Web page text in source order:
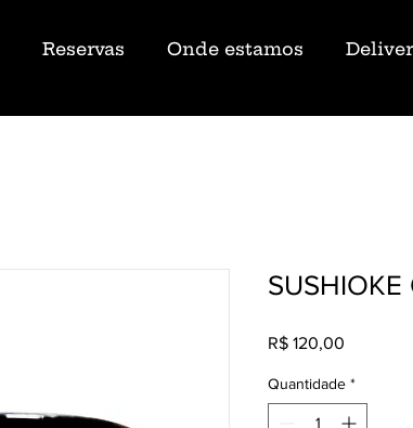
Reservas Onde estamos
R$ 120,00
Quantidade *